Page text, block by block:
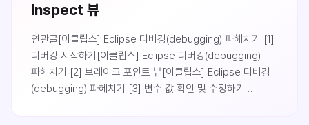
Inspect 뷰
연관글[이클립스] Eclipse 디버깅(debugging) 파헤치기 [1]
디버깅 시작하기[이클립스] Eclipse 디버깅(debugging)
파헤치기 [2] 브레이크 포인트 뷰[이클립스] Eclipse 디버깅
(debugging) 파헤치기 [3] 변수 값 확인 및 수정하기